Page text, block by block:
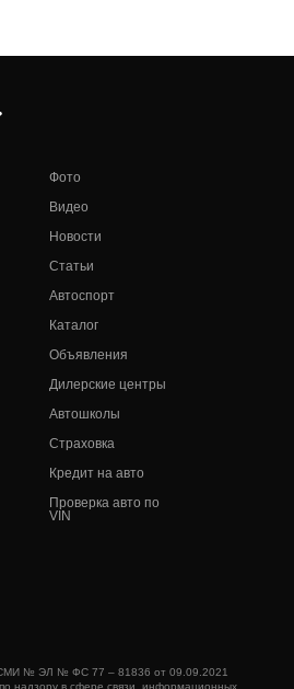
Фото
Видео
Новости
Статьи
Автоспорт
Каталог
Объявления
Дилерские центры
Автошколы
Страховка
Кредит на авто
Проверка авто по
VIN
СМИ № ЭЛ № ФС 77 – 81836 от 09.09.2021
надзору в сфере связи, информационных